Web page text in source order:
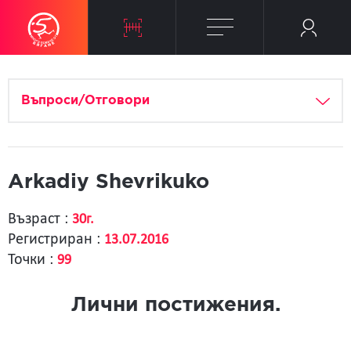
Въпроси/Отговори
Arkadiy Shevrikuko
Възраст : 30г.
Регистриран : 13.07.2016
Точки : 99
Лични постижения.